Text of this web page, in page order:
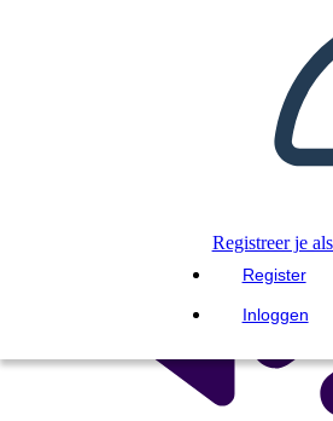
Registreer je
Register
Inloggen